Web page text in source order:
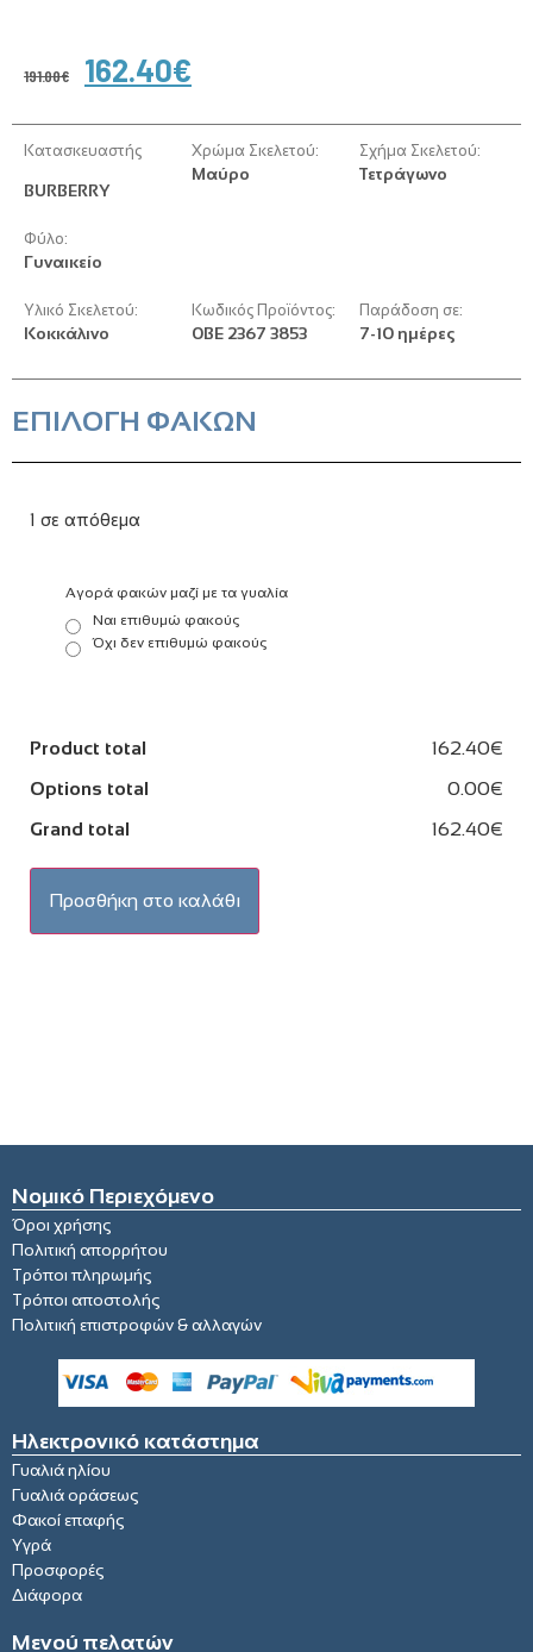
191.00€ 162.40€
Κατασκευαστής
BURBERRY
Χρώμα Σκελετού:
Μαύρο
Σχήμα Σκελετού:
Τετράγωνο
Φύλο:
Γυναικείο
Υλικό Σκελετού:
Κοκκάλινο
Κωδικός Προϊόντος:
0BE 2367 3853
Παράδοση σε:
7-10 ημέρες
ΕΠΙΛΟΓΗ ΦΑΚΩΝ
1 σε απόθεμα
Αγορά φακών μαζί με τα γυαλία
Ναι επιθυμώ φακούς
Όχι δεν επιθυμώ φακούς
Product total
162.40€
Options total
0.00€
Grand total
162.40€
Προσθήκη στο καλάθι
Νομικό Περιεχόμενο
Όροι χρήσης
Πολιτική απορρήτου
Τρόποι πληρωμής
Τρόποι αποστολής
Πολιτική επιστροφών & αλλαγών
Ηλεκτρονικό κατάστημα
Γυαλιά ηλίου
Γυαλιά οράσεως
Φακοί επαφής
Υγρά
Προσφορές
Διάφορα
Μενού πελατών